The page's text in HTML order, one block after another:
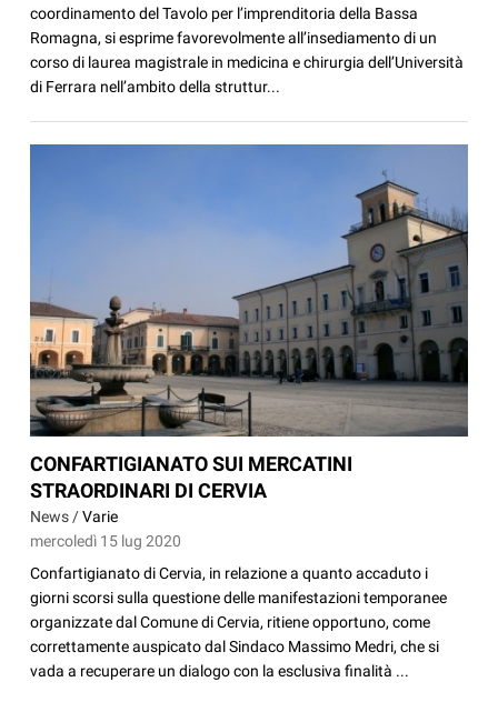
coordinamento del Tavolo per l’imprenditoria della Bassa
Romagna, si esprime favorevolmente all’insediamento di un
corso di laurea magistrale in medicina e chirurgia dell’Università
di Ferrara nell’ambito della struttur...
CONFARTIGIANATO SUI MERCATINI
STRAORDINARI DI CERVIA
News /Varie
mercoledì 15 lug 2020
Confartigianato di Cervia, in relazione a quanto accaduto i
giorni scorsi sulla questione delle manifestazioni temporanee
organizzate dal Comune di Cervia, ritiene opportuno, come
correttamente auspicato dal Sindaco Massimo Medri, che si
vada a recuperare un dialogo con la esclusiva finalità ...